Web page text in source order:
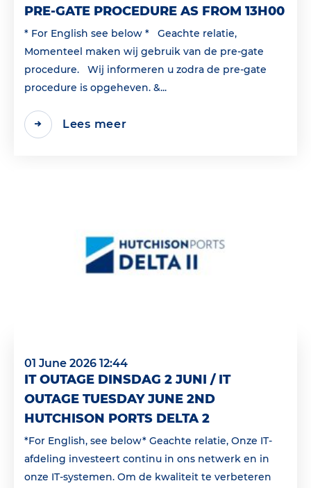
PRE-GATE PROCEDURE AS FROM 13H00
* For English see below * Geachte relatie,
Momenteel maken wij gebruik van de pre-gate
procedure. Wij informeren u zodra de pre-gate
procedure is opgeheven. &...
Lees meer
01 June 2026 12:44
IT OUTAGE DINSDAG 2 JUNI / IT
OUTAGE TUESDAY JUNE 2ND
HUTCHISON PORTS DELTA 2
*For English, see below* Geachte relatie, Onze IT-
afdeling investeert continu in ons netwerk en in
onze IT-systemen. Om de kwaliteit te verbeteren